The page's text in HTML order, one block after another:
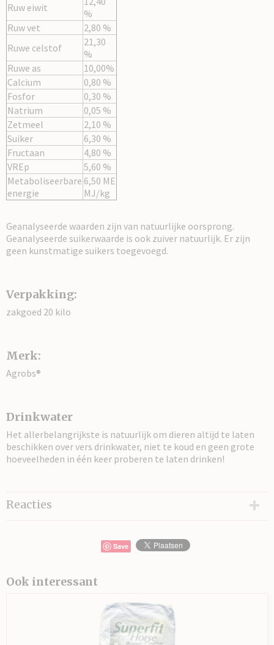
Ruw eiwit
%
Ruw vet
2,80 %
Ruwe celstof
21,30
%
Ruwe as
10,00%
Calcium
0,80 %
Fosfor
0,30 %
Natrium
0,05 %
Zetmeel
2,10 %
Suiker
6,30 %
Fructaan
4,80 %
VREp
5,60 %
Metaboliseerbare
energie
6,50 ME
MJ/kg
Geanalyseerde waarden zijn van natuurlijke oorsprong.
Geanalyseerde suikerwaarde is ook zuiver natuurlijk. Er zijn
geen kunstmatige suikers toegevoegd.
Verpakking:
zakgoed 20 kilo
Merk:
Agrobs®
Drinkwater
Het allerbelangrijkste is natuurlijk om dieren altijd te laten
beschikken over vers drinkwater, niet te koud en geen grote
hoeveelheden in één keer proberen te laten drinken!
Reacties
Save
Ook interessant